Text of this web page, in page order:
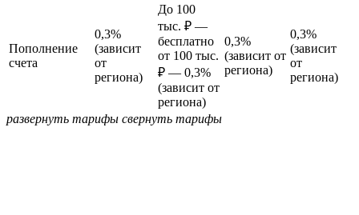
Пополнение
счета
0,3%
(зависит
от
региона)
До 100
тыс. ₽ —
бесплатно
от 100 тыс.
₽ — 0,3%
(зависит от
региона)
0,3%
(зависит от
региона)
0,3%
(зависит
от
региона)
развернуть тарифы свернуть тарифы